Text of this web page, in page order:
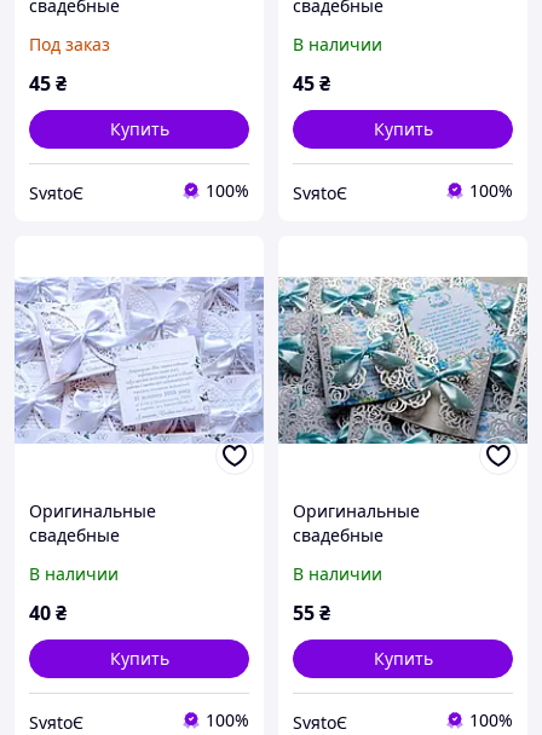
свадебные
приглашение на свадьбу
ручной работы ажурные
Под заказ
45₴
Купить
SvяtoЄ 100%
свадебные
приглашение на свадьбу
ручной работы ажурные
В наличии
45₴
Купить
SvяtoЄ 100%
Оригинальные
свадебные
приглашение на свадьбу
ручной работы ажурные
В наличии
40₴
Купить
SvяtoЄ 100%
Оригинальные
свадебные
приглашение на свадьбу
ручной работы ажурные
В наличии
55₴
Купить
SvяtoЄ 100%